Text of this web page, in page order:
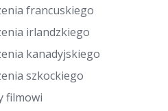
francuskiego
irlandzkiego
kanadyjskiego
szkockiego
filmowi